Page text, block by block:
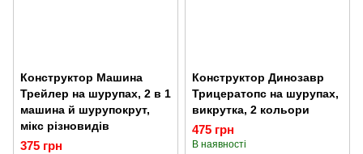
Конструктор Машина
Трейлер на шурупах, 2 в 1
машина й шурупокрут,
мікс різновидів
375 грн
Конструктор Динозавр
Трицератопс на шурупах,
викрутка, 2 кольори
475 грн
В наявності